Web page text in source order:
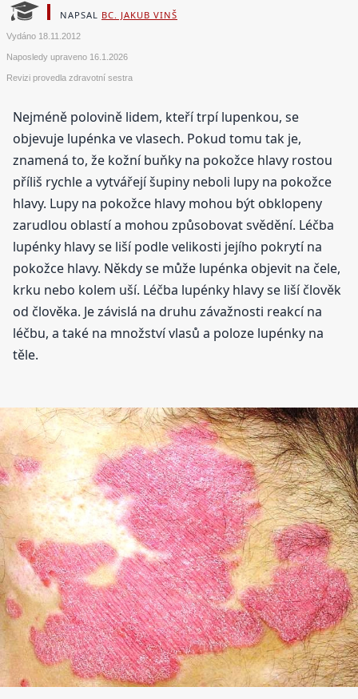
NAPSAL BC. JAKUB VINŠ
Vydáno 18.11.2012
Naposledy upraveno 16.1.2026
Revizi provedla zdravotní sestra
Nejméně polovině lidem, kteří trpí lupenkou, se
objevuje lupénka ve vlasech. Pokud tomu tak je,
znamená to, že kožní buňky na pokožce hlavy rostou
příliš rychle a vytvářejí šupiny neboli lupy na pokožce
hlavy. Lupy na pokožce hlavy mohou být obklopeny
zarudlou oblastí a mohou způsobovat svědění. Léčba
lupénky hlavy se liší podle velikosti jejího pokrytí na
pokožce hlavy. Někdy se může lupénka objevit na čele,
krku nebo kolem uší. Léčba lupénky hlavy se liší člověk
od člověka. Je závislá na druhu závažnosti reakcí na
léčbu, a také na množství vlasů a poloze lupénky na
těle.